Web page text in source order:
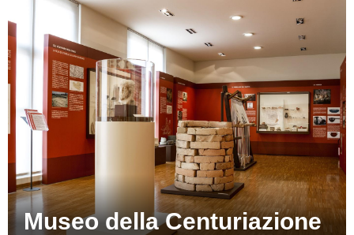
Museo della Centuriazione